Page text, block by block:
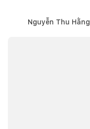
Nguyễn Thu Hằng